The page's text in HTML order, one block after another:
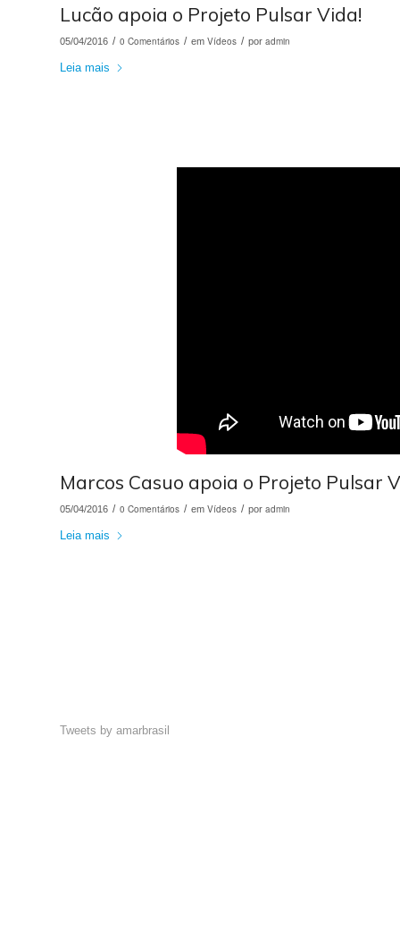
Lucão apoia o Projeto Pulsar Vida!
05/04/2016 / 0 Comentários / em Vídeos / por admin
Leia mais
Marcos Casuo apoia o Projeto Pulsar
05/04/2016 / 0 Comentários / em Vídeos / por admin
Leia mais
Tweets by amarbrasil